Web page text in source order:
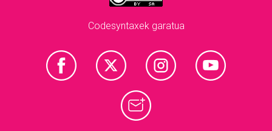
Codesyntaxek garatua